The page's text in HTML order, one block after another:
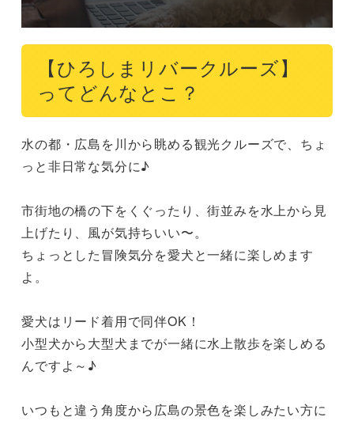
【ひろしまリバークルーズ】
ってどんなとこ？
水の都・広島を川から眺める観光クルーズで、ちょ
っと非日常な気分に♪
市街地の橋の下をくぐったり、街並みを水上から見
上げたり、風が気持ちいい〜。
ちょっとした冒険気分を愛犬と一緒に楽しめます
よ。
愛犬はリード着用で同伴OK！
小型犬から大型犬までが一緒に水上散歩を楽しめる
んですよ～♪
いつもと違う角度から広島の景色を楽しみたい方に